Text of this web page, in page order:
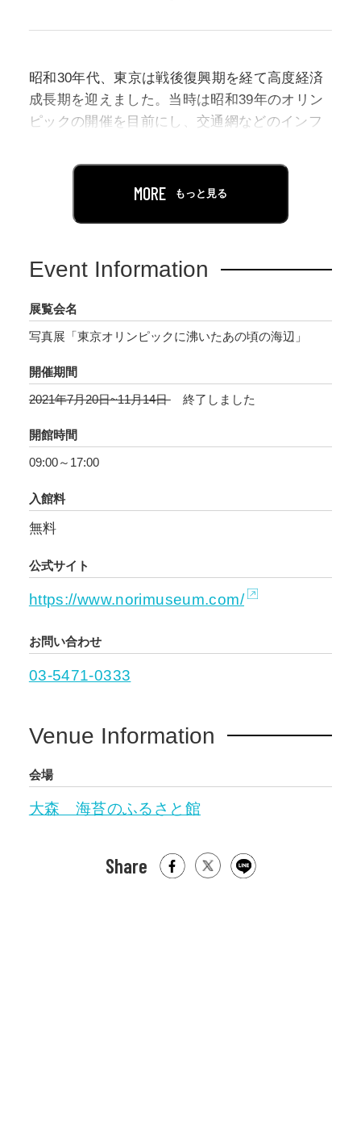
昭和30年代、東京は戦後復興期を経て高度経済
成長期を迎えました。当時は昭和39年のオリン
ピックの開催を目前にし、交通網などのインフ
景や人々の生活が大きく変わった時代でした。
急速な生活水準の高まりとアジア初のオリンピ
その一方で、大田区の沿岸域には江戸時代から
で暮らす人々の日常がありました。しかし、昭
和37（1962）年に港湾整備のための漁業権放棄
打たれたのです。そして、同時期に進められた
オリンピックの交通網整備に伴い、羽田空港を
有する大田区周辺の海辺の風景は一変していき
ました。
本展示では、東京オリンピックの開催前後に撮
影された大田区の海辺の暮らしの写真や、オリ
ンピックを契機に急速に変貌した地域の風景写
沿岸部の暮らしぶりや街の風景の変化などを振
り返ります。
MORE もっと見る
Event Information
展覧会名
写真展「東京オリンピックに沸いたあの頃の海辺」
開催期間
2021年7月20日~11月14日
終了しました
開館時間
09:00～17:00
入館料
無料
公式サイト
https://www.norimuseum.com/
お問い合わせ
03-5471-0333
Venue Information
会場
大森 海苔のふるさと館
Share